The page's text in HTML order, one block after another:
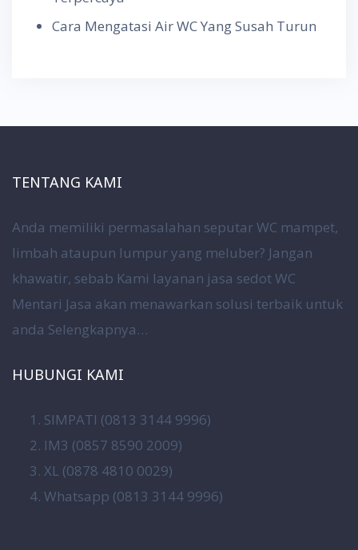
Cara Mengatasi Air WC Yang Susah Turun
TENTANG KAMI
Anda memiliki permasalahan seputar WC mampet,
limbah ataupun lumpur yang meluber? Jangan
khawatir, sebab Kami layanan jasa sedot WC
Mentari Jasa akan menawarkan solusi terbaik untuk
anda Selengkapnya…
HUBUNGI KAMI
SIMPATI (0813 3144 9996)
IM3 (0857 8590 2009)
XL (0878 4810 0029)
Whatsapp (0813 3144 9996)